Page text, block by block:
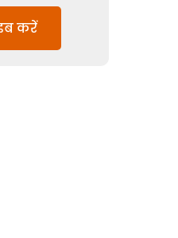
करें